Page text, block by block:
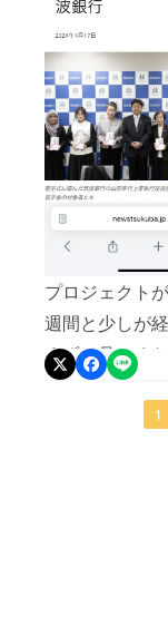
プロジェクト
週間と少しが
まずは見てく
るだけ感謝で
ジェクト、実 1